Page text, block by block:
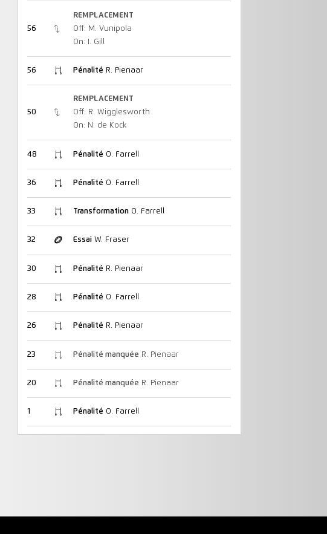
56
REMPLACEMENT
Off: M. Vunipola
On: I. Gill
56 Pénalité R. Pienaar
50
REMPLACEMENT
Off: R. Wigglesworth
On: N. de Kock
48 Pénalité O. Farrell
36 Pénalité O. Farrell
33 TransformationO. Farrell
32 EssaiW. Fraser
30 Pénalité R. Pienaar
28 Pénalité O. Farrell
26 Pénalité R. Pienaar
23 Pénalité manquée R. Pienaar
20 Pénalité manquée R. Pienaar
1 Pénalité O. Farrell